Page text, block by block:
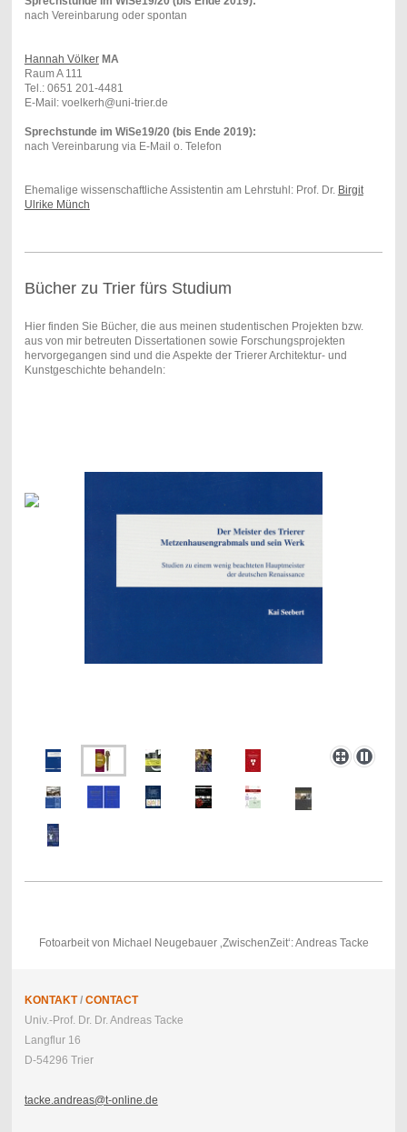
nach Vereinbarung oder spontan
Hannah VölkerMA
Raum A 111
Tel.: 0651 201-4481
E-Mail: voelkerh@uni-trier.de
Sprechstunde im WiSe19/20 (bis Ende 2019):
nach Vereinbarung via E-Mail o. Telefon
Ehemalige wissenschaftliche Assistentin am Lehrstuhl: Prof. Dr. Birgit
Ulrike Münch
Bücher zu Trier fürs Studium
Hier finden Sie Bücher, die aus meinen studentischen Projekten bzw.
aus von mir betreuten Dissertationen sowie Forschungsprojekten
hervorgegangen sind und die Aspekte der Trierer Architektur- und
Kunstgeschichte behandeln:
Fotoarbeit von Michael Neugebauer ‚ZwischenZeit‘: Andreas Tacke
KONTAKT/ CONTACT
Univ.-Prof. Dr. Dr. Andreas Tacke
Langflur 16
D-54296 Trier
tacke.andreas@t-online.de